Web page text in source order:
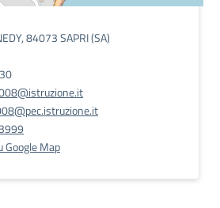
84073 SAPRI (SA)
Google Map